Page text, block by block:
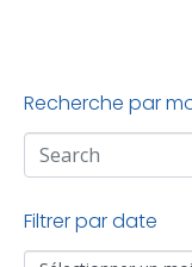
Recherche par
Filtrer par date